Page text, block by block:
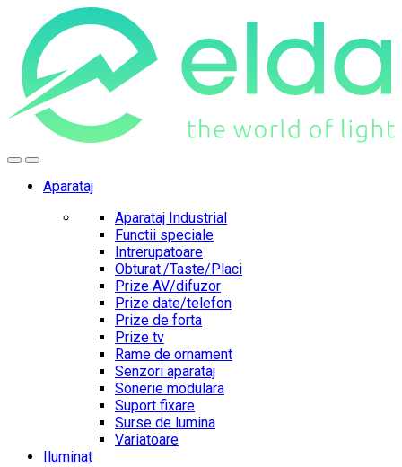
navigation
content
Aparataj
Aparataj Industrial
Functii speciale
Intrerupatoare
Obturat./Taste/Placi
Prize AV/difuzor
Prize date/telefon
Prize de forta
Prize tv
Rame de ornament
Senzori aparataj
Sonerie modulara
Suport fixare
Surse de lumina
Variatoare
Iluminat